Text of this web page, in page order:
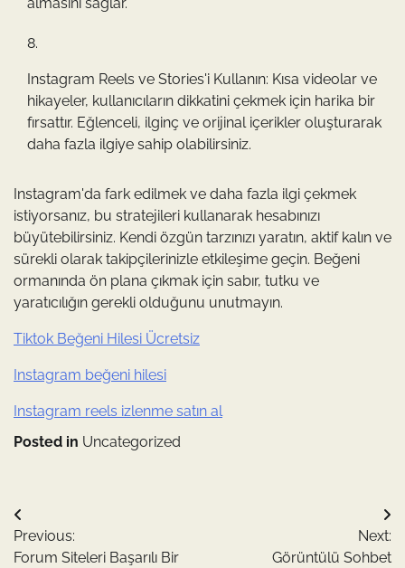
Instagram Reels ve Stories'i Kullanın: Kısa videolar ve
hikayeler, kullanıcıların dikkatini çekmek için harika bir
fırsattır. Eğlenceli, ilginç ve orijinal içerikler oluşturarak
daha fazla ilgiye sahip olabilirsiniz.
Instagram'da fark edilmek ve daha fazla ilgi çekmek
istiyorsanız, bu stratejileri kullanarak hesabınızı
büyütebilirsiniz. Kendi özgün tarzınızı yaratın, aktif kalın ve
sürekli olarak takipçilerinizle etkileşime geçin. Beğeni
ormanında ön plana çıkmak için sabır, tutku ve
yaratıcılığın gerekli olduğunu unutmayın.
Tiktok Beğeni Hilesi Ücretsiz
Instagram beğeni hilesi
Instagram reels izlenme satın al
Posted in Uncategorized
Yazı
gezinmesi
Previous:
Forum Siteleri Başarılı Bir
Next:
Görüntülü Sohbet